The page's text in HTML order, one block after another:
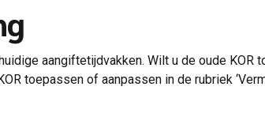
aangiftetijdvakken. Wilt u de oude
toepassen of aanpassen in de rubriek